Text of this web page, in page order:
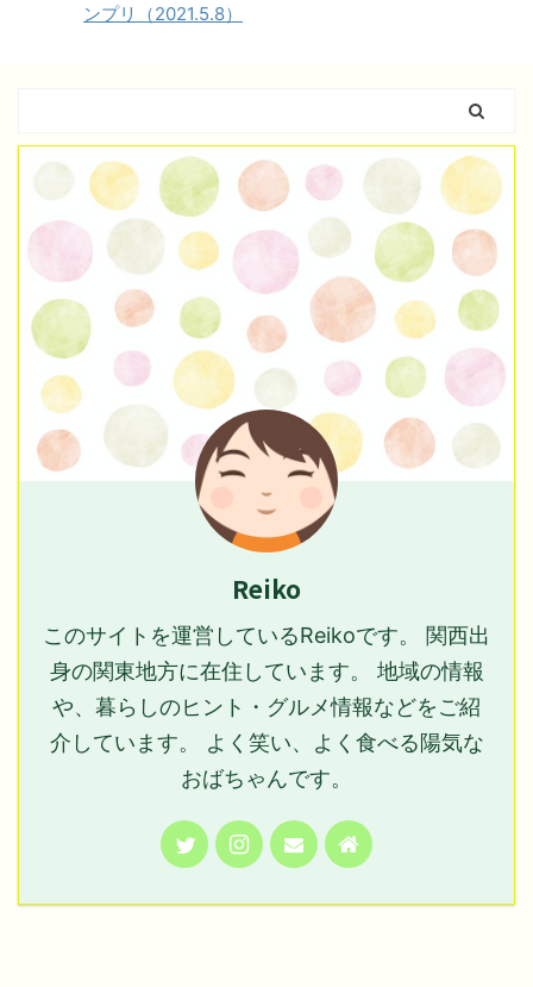
ンプリ（2021.5.8）
Reiko
このサイトを運営しているReikoです。 関西出
身の関東地方に在住しています。 地域の情報
や、暮らしのヒント・グルメ情報などをご紹
介しています。 よく笑い、よく食べる陽気な
おばちゃんです。